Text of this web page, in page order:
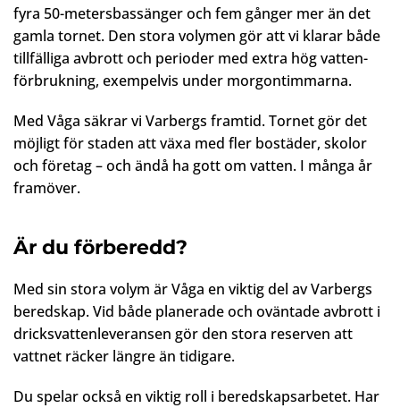
fyra 50-metersbassänger och fem gånger mer än det
gamla tornet. Den stora volymen gör att vi klarar både
tillfälliga avbrott och perioder med extra hög vatten-
förbrukning, exempelvis under morgontimmarna.
Med Våga säkrar vi Varbergs framtid. Tornet gör det
möjligt för staden att växa med fler bostäder, skolor
och företag – och ändå ha gott om vatten. I många år
framöver.
Är du förberedd?
Med sin stora volym är Våga en viktig del av Varbergs
beredskap. Vid både planerade och oväntade avbrott i
dricksvattenleveransen gör den stora reserven att
vattnet räcker längre än tidigare.
Du spelar också en viktig roll i beredskapsarbetet. Har